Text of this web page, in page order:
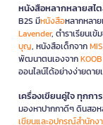
หนังสือหลากหลายสไ
B2S มีหนังสือหลากหลา
Lavender, ตำราเรียนเข้
บุญ, หนังสือเด็กจากMIS
พัฒนาตนเองจากKOOB
ออนไลน์ได้อย่างง่ายดา
เครื่องเขียนคู่ใจ ทุกกา
มองหาปากกาดีๆ ดินสอ
เขียนและอุปกรณ์สำนักง